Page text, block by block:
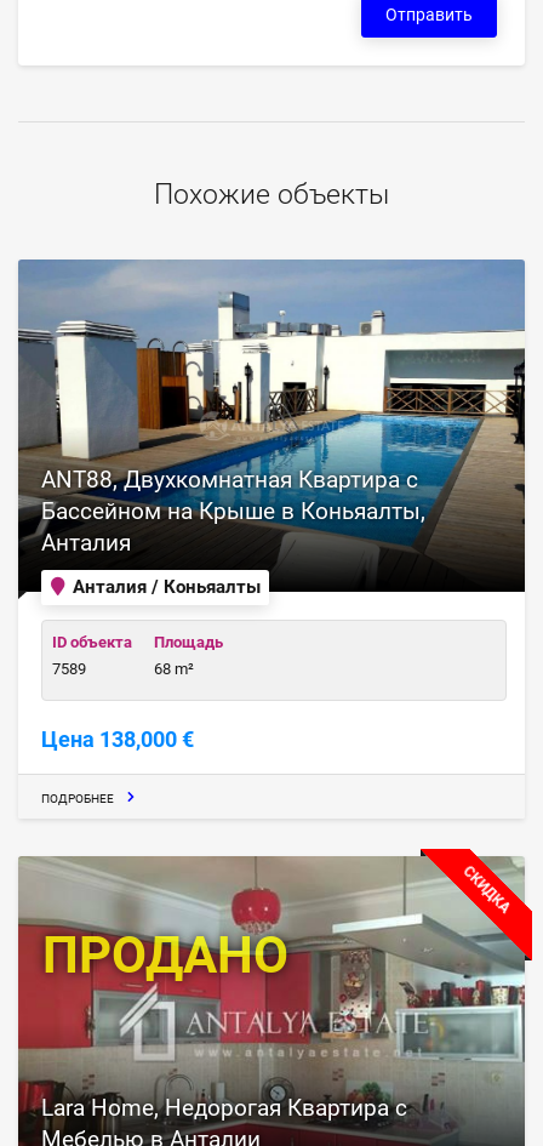
Отправить
Похожие объекты
Анталия / Коньяалты
ANT88, Двухкомнатная Квартира с
Бассейном на Крыше в Коньяалты,
Анталия
ID объекта
7589
Площадь
68 m²
Цена 138,000 €
ПОДРОБНЕЕ
СКИДКА
Lara Home, Недорогая Квартира с
Мебелью в Анталии
ПРОДАНО